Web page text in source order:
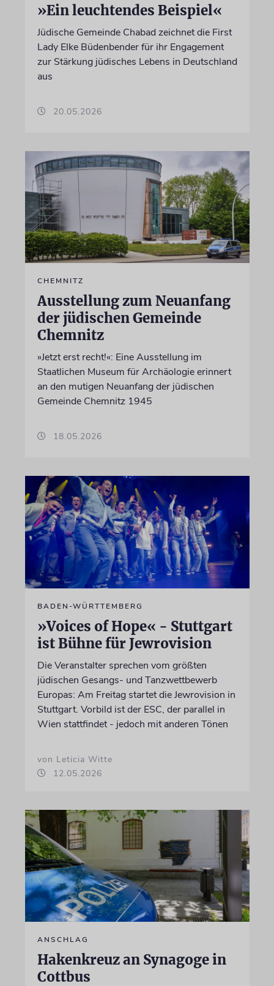
»Ein leuchtendes Beispiel«
Jüdische Gemeinde Chabad zeichnet die First
Lady Elke Büdenbender für ihr Engagement
zur Stärkung jüdisches Lebens in Deutschland
aus
20.05.2026
CHEMNITZ
Ausstellung zum Neuanfang
der jüdischen Gemeinde
Chemnitz
»Jetzt erst recht!«: Eine Ausstellung im
Staatlichen Museum für Archäologie erinnert
an den mutigen Neuanfang der jüdischen
Gemeinde Chemnitz 1945
18.05.2026
BADEN-WÜRTTEMBERG
»Voices of Hope« - Stuttgart
ist Bühne für Jewrovision
Die Veranstalter sprechen vom größten
jüdischen Gesangs- und Tanzwettbewerb
Europas: Am Freitag startet die Jewrovision in
Stuttgart. Vorbild ist der ESC, der parallel in
Wien stattfindet - jedoch mit anderen Tönen
von Leticia Witte
12.05.2026
ANSCHLAG
Hakenkreuz an Synagoge in
Cottbus